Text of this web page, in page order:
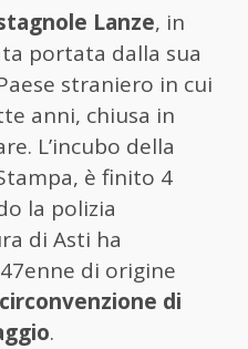
Lanze, in
portata dalla sua
straniero in cui
anni, chiusa in
L’incubo della
è finito 4
la polizia
di Asti ha
di origine
circonvenzione di
.